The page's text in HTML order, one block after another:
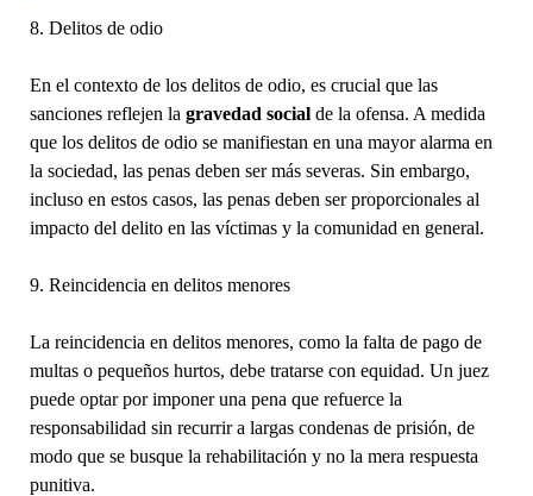
8. Delitos de odio
En el contexto de los delitos de odio, es crucial que las
sanciones reflejen la gravedad socialde la ofensa. A medida
que los delitos de odio se manifiestan en una mayor alarma en
la sociedad, las penas deben ser más severas. Sin embargo,
incluso en estos casos, las penas deben ser proporcionales al
impacto del delito en las víctimas y la comunidad en general.
9. Reincidencia en delitos menores
La reincidencia en delitos menores, como la falta de pago de
multas o pequeños hurtos, debe tratarse con equidad. Un juez
puede optar por imponer una pena que refuerce la
responsabilidad sin recurrir a largas condenas de prisión, de
modo que se busque la rehabilitación y no la mera respuesta
punitiva.